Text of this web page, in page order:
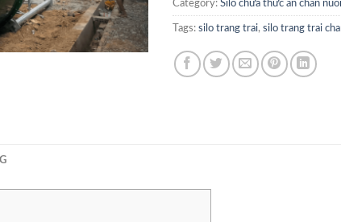
Category: Silo chứa thức ăn chăn nuôi
Tags: silo trang trai, silo trang trai